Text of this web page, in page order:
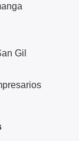
Gil